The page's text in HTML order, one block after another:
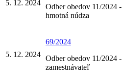
5. 12. 2024 Odber obedov 11/2024 -
hmotná núdza
5. 12. 2024
69/2024
Odber obedov 11/2024 -
zamestnávateľ